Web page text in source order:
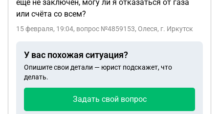
ещё не заключён, могу ли я отказаться от газа
или счёта со всем?
15 февраля, 19:04, вопрос №4859153, Олеся, г. Иркутск
У вас похожая ситуация?
Опишите свои детали — юрист подскажет, что
делать.
Задать свой вопрос